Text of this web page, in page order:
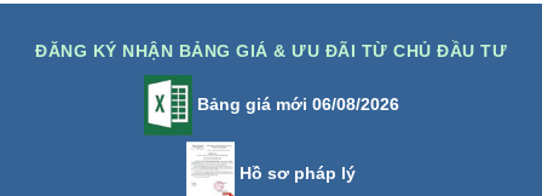
ĐĂNG KÝ NHẬN BẢNG GIÁ & ƯU ĐÃI TỪ CHỦ ĐẦU TƯ
Bảng giá mới 06/08/2026
Hồ sơ pháp lý